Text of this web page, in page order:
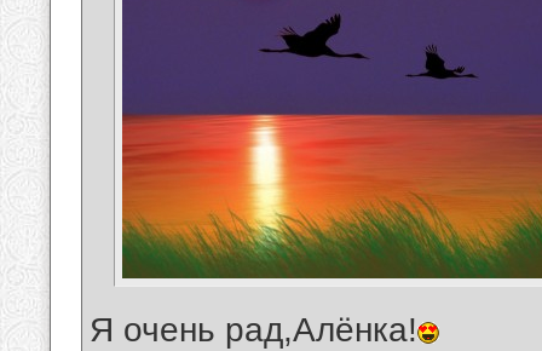
Я очень рад,Алёнка!